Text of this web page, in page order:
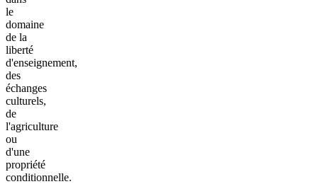
le
domaine
de la
liberté
d'enseignement,
des
échanges
culturels,
de
l'agriculture
ou
d'une
propriété
conditionnelle.